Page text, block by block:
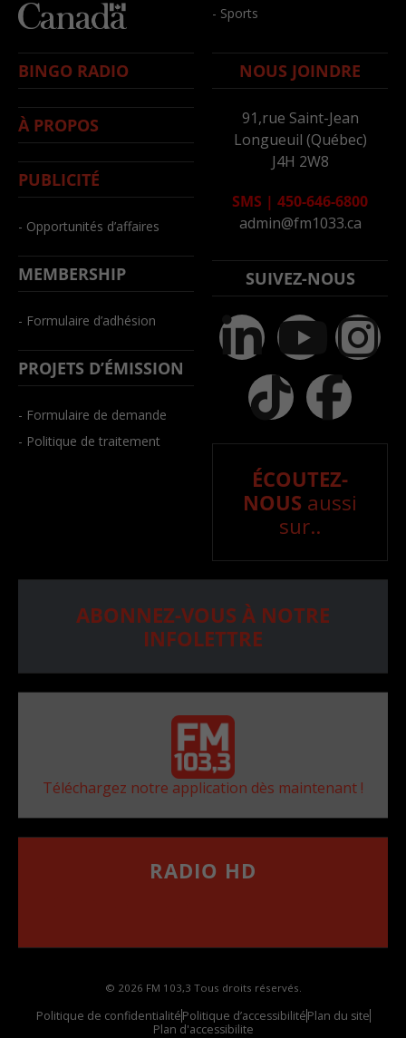
- Sports
BINGO RADIO
À PROPOS
PUBLICITÉ
- Opportunités d’affaires
MEMBERSHIP
- Formulaire d’adhésion
PROJETS D’ÉMISSION
- Formulaire de demande
- Politique de traitement
NOUS JOINDRE
91,rue Saint-Jean
Longueuil (Québec)
J4H 2W8
SMS | 450-646-6800
admin@fm1033.ca
SUIVEZ-NOUS
ÉCOUTEZ-
NOUS aussi
sur..
ABONNEZ-VOUS À NOTRE
INFOLETTRE
Téléchargez notre application dès maintenant !
RADIO HD
© 2026 FM 103,3 Tous droits réservés.
Politique de confidentialitéPolitique d’accessibilitéPlan du site
Plan d'accessibilite